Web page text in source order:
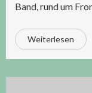
Band, rund um
Weiterlesen